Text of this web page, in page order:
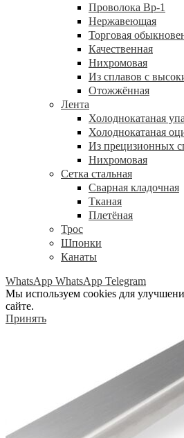
Проволока Вр-1
Нержавеющая
Торговая
Качественная
Нихромовая
Из сплавов с
Отожжённая
Лента
Холоднокатаная
Холоднокатаная
Из прецизионных
Нихромовая
Сетка стальная
Сварная кладочная
Тканая
Плетёная
Трос
Шпонки
Канаты
WhatsApp WhatsApp Telegram
Мы используем cookies для
сайте.
Принять